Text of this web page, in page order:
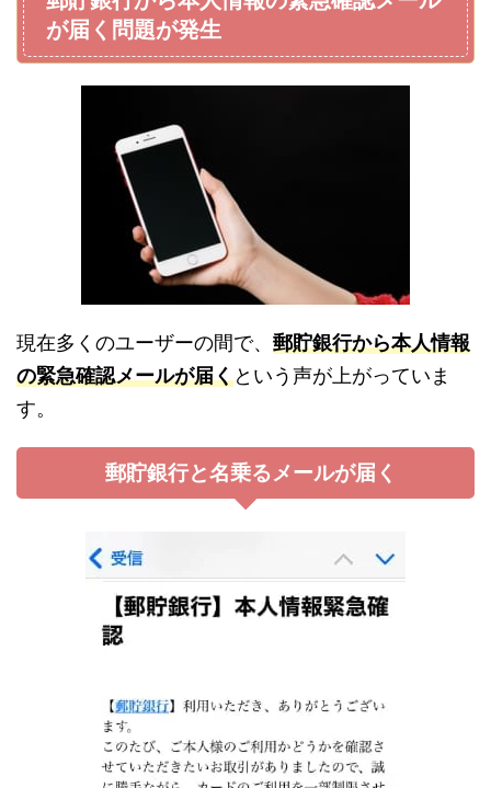
が届く問題が発生
現在多くのユーザーの間で、 郵貯銀行から本人情報
の緊急確認メールが届くという声が上がっていま
す。
郵貯銀行と名乗るメールが届く